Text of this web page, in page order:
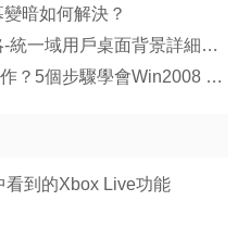
暗如何解決？
Windows 2008 R2 AD組策略-統一域用戶桌面背景詳細圖文教程
Win2008 Server Core如何操作？5個步驟學會Win2008 Server Core操作
看到的Xbox Live功能